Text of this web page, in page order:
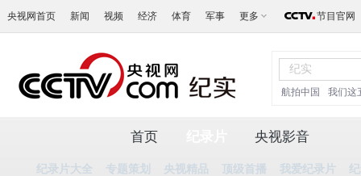
央视网首页 新闻 视频 经济 体育 军事 更多 节目官网
航拍中国 我们这
首页
纪录片大全 专题策划 央视精品 顶级首播 我爱纪录片
央视影音